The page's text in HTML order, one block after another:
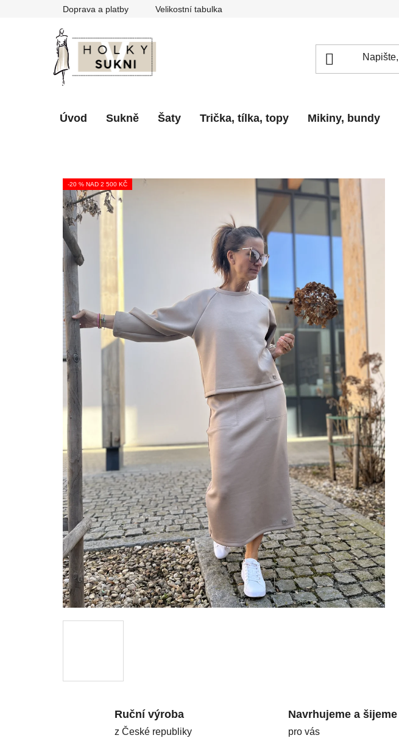
Doprava a platby Velikostní tabulka
Úvod Sukně Šaty Trička, tílka, topy Mikiny, bundy
-20 % NAD 2 500 KČ
Ruční výroba
z České republiky
Navrhujeme a šijeme
pro vás